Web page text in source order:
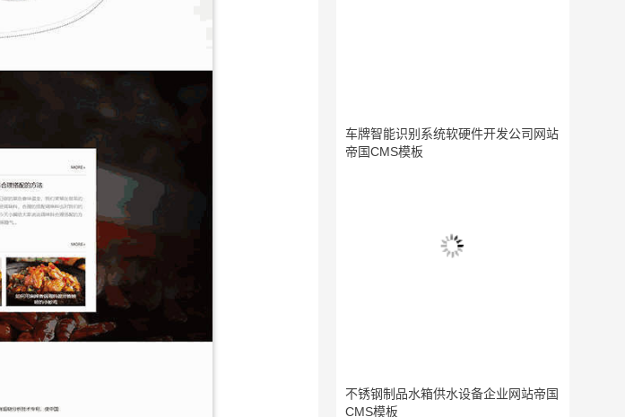
车牌智能识别系统软硬件开发公司网站
帝国CMS模板
不锈钢制品水箱供水设备企业网站帝国
CMS模板